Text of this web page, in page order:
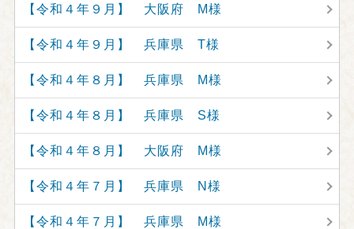
【令和４年９月】 大阪府 M様
【令和４年９月】 兵庫県 T様
【令和４年８月】 兵庫県 M様
【令和４年８月】 兵庫県 S様
【令和４年８月】 大阪府 M様
【令和４年７月】 兵庫県 N様
【令和４年７月】 兵庫県 M様